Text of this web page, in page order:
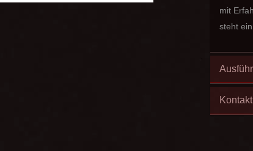
mit
steht